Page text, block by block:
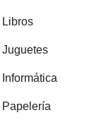
Libros
Juguetes
Informática
Papelería